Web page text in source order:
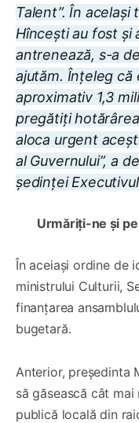
Talent”. În
Hîncești au fost și
antrenează, s-a
ajutăm. Înțeleg
aproximativ 1,3
pregătiți
aloca urgent
al Guvernului”, a
ședinței
Urmăriți-ne și
În aceiași ordine de
ministrului Culturii,
finanțarea
bugetară.
Anterior, președinta
să găsească cât
publică locală din